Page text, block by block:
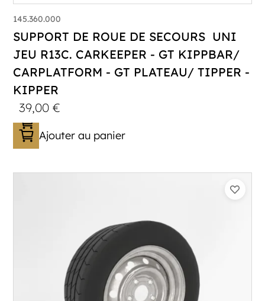
145.360.000
SUPPORT DE ROUE DE SECOURS UNI
JEU R13C. CARKEEPER - GT KIPPBAR/
CARPLATFORM - GT PLATEAU/ TIPPER -
KIPPER
39,00€
Ajouter au panier